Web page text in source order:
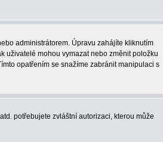
administrátorem. Úpravu zahájíte kliknutím
uživatelé mohou vymazat nebo změnit položku
opatřením se snažíme zabránit manipulaci s
potřebujete zvláštní autorizaci, kterou může